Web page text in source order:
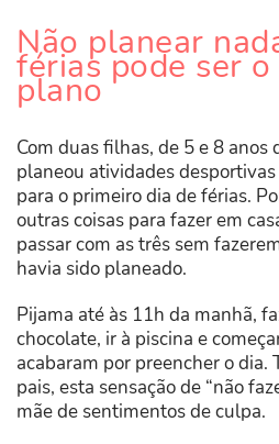
Não planear
férias pode ser
plano
Com duas filhas, de 5 e 8
planeou atividades
para o primeiro dia de férias.
outras coisas para fazer em
passar com as três sem
havia sido planeado.
Pijama até às 11h da manhã,
chocolate, ir à piscina e
acabaram por preencher o dia.
pais, esta sensação de “não
mãe de sentimentos de culpa.